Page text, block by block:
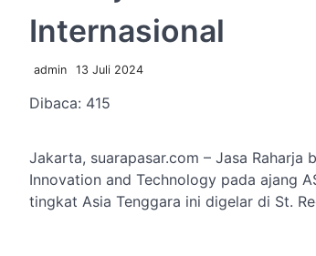
Internasional
admin 13 Juli 2024
Dibaca: 415
Jakarta, suarapasar.com – Jasa Raharja
Innovation and Technology pada ajang
tingkat Asia Tenggara ini digelar di St.